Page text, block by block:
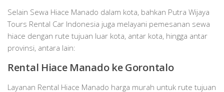
Selain Sewa Hiace Manado dalam kota, bahkan Putra Wijaya
Tours Rental Car Indonesia juga melayani pemesanan sewa
hiace dengan rute tujuan luar kota, antar kota, hingga antar
provinsi, antara lain:
Rental Hiace Manado ke Gorontalo
Layanan Rental Hiace Manado harga murah untuk rute tujuan